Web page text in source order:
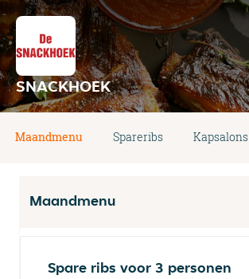
SNACKHOEK
Maandmenu Spareribs Kapsalons
Maandmenu
Spare ribs voor 3 personen